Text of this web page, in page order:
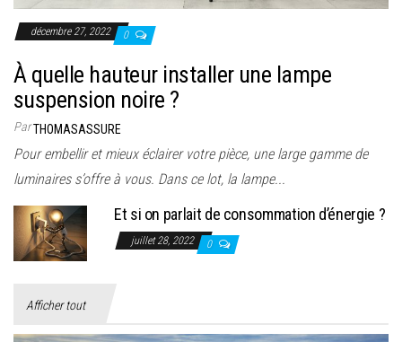
décembre 27, 2022 0
À quelle hauteur installer une lampe
suspension noire ?
ParTHOMASASSURE
Pour embellir et mieux éclairer votre pièce, une large gamme de
luminaires s’offre à vous. Dans ce lot, la lampe...
Et si on parlait de consommation d’énergie ?
juillet 28, 2022 0
Afficher tout